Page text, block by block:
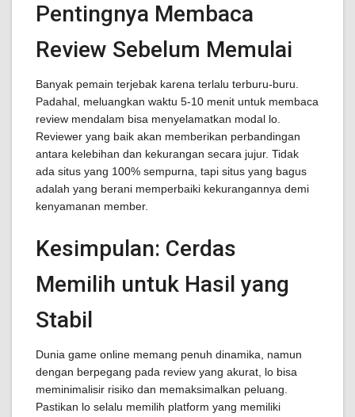
Pentingnya Membaca
Review Sebelum Memulai
Banyak pemain terjebak karena terlalu terburu-buru.
Padahal, meluangkan waktu 5-10 menit untuk membaca
review mendalam bisa menyelamatkan modal lo.
Reviewer yang baik akan memberikan perbandingan
antara kelebihan dan kekurangan secara jujur. Tidak
ada situs yang 100% sempurna, tapi situs yang bagus
adalah yang berani memperbaiki kekurangannya demi
kenyamanan member.
Kesimpulan: Cerdas
Memilih untuk Hasil yang
Stabil
Dunia game online memang penuh dinamika, namun
dengan berpegang pada review yang akurat, lo bisa
meminimalisir risiko dan memaksimalkan peluang.
Pastikan lo selalu memilih platform yang memiliki